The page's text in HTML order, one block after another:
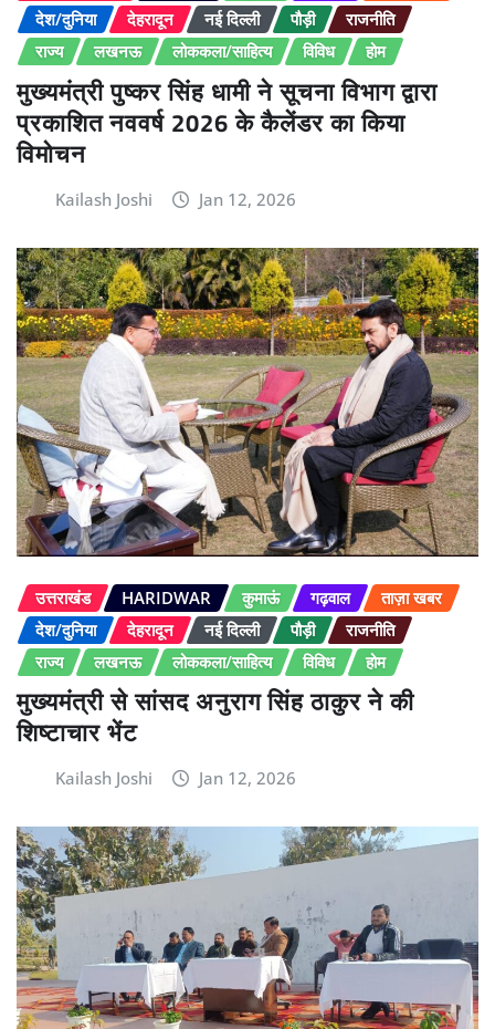
देश/दुनिया
देहरादून नई दिल्ली पौड़ी
राजनीति
राज्य
लखनऊ लोककला/साहित्य विविध होम
मुख्यमंत्री पुष्कर सिंह धामी ने सूचना विभाग द्वारा
प्रकाशित नववर्ष 2026 के कैलेंडर का किया
विमोचन
Kailash Joshi Jan 12, 2026
उत्तराखंड HARIDWAR कुमाऊं गढ़वाल
ताज़ा खबर
देश/दुनिया
देहरादून नई दिल्ली पौड़ी
राजनीति
राज्य
लखनऊ लोककला/साहित्य विविध होम
मुख्यमंत्री से सांसद अनुराग सिंह ठाकुर ने की
शिष्टाचार भेंट
Kailash Joshi Jan 12, 2026